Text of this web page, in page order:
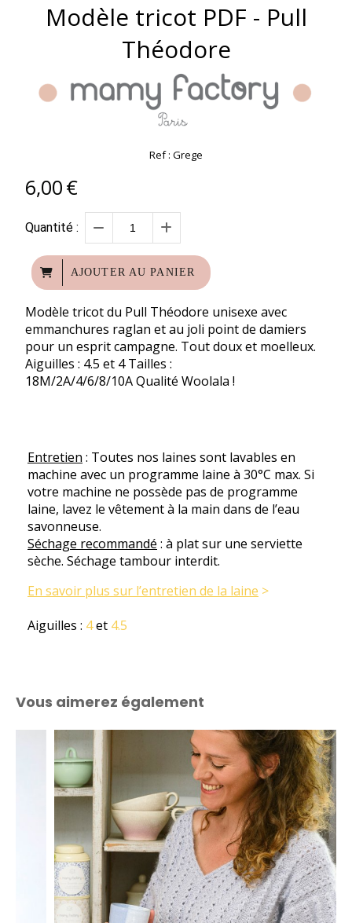
Modèle tricot PDF - Pull
Théodore
Ref : Grege
6,00€
Quantité :
AJOUTER AU PANIER
Modèle tricot du Pull Théodore unisexe avec
emmanchures raglan et au joli point de damiers
pour un esprit campagne. Tout doux et moelleux.
Aiguilles : 4.5 et 4 Tailles :
18M/2A/4/6/8/10A Qualité Woolala !
Entretien : Toutes nos laines sont lavables en
machine avec un programme laine à 30°C max. Si
votre machine ne possède pas de programme
laine, lavez le vêtement à la main dans de l’eau
savonneuse.
Séchage recommandé : à plat sur une serviette
sèche. Séchage tambour interdit.
En savoir plus sur l’entretien de la laine >
Aiguilles : 4et 4.5
Vous aimerez également